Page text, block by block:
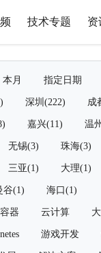
技术专题 资
本月 指定日期
深圳(222) 成
嘉兴(11) 温
无锡(3) 珠海(3)
三亚(1) 大理(1)
谷(1) 海口(1)
容器 云计算
游戏开发